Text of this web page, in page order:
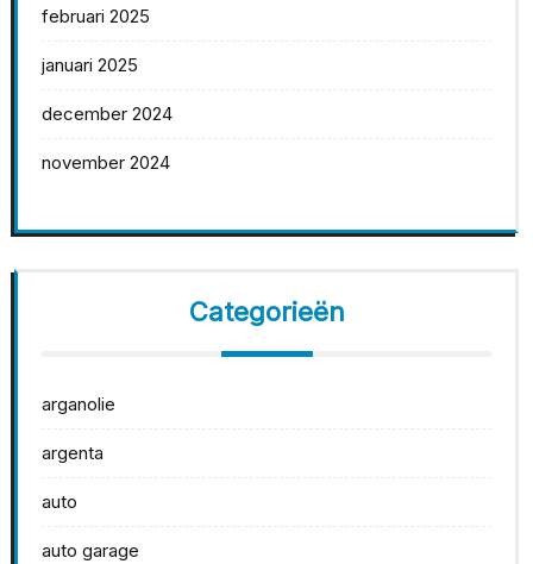
februari 2025
januari 2025
december 2024
november 2024
Categorieën
arganolie
argenta
auto
auto garage